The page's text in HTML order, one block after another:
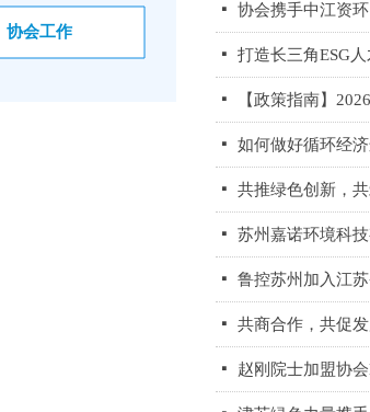
协会工作
넷 协会携手中江资
넷 打造长三角ESG
넷 【政策指南】
넷 如何做好循环经
넷 共推绿色创新，
넷 苏州嘉诺环境科
넷 鲁控苏州加入江
넷 共商合作，共促
넷 赵刚院士加盟协